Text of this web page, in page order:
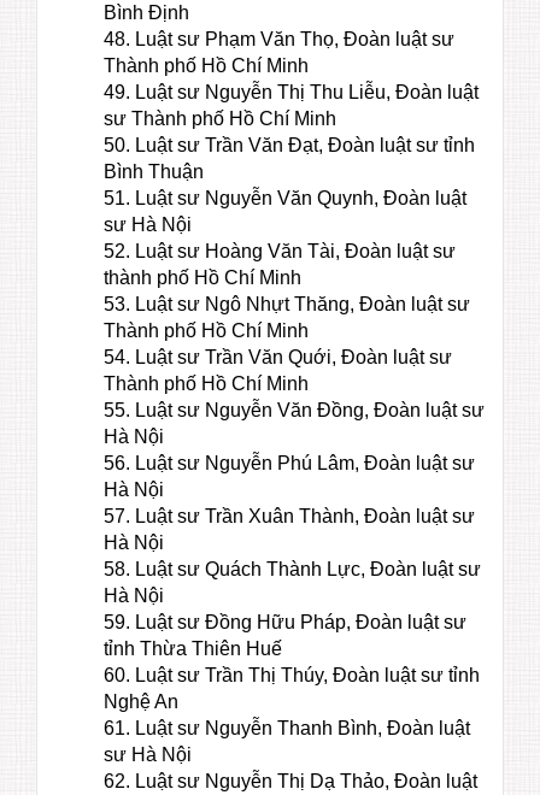
Bình Định
48. Luật sư Phạm Văn Thọ, Đoàn luật sư
Thành phố Hồ Chí Minh
49. Luật sư Nguyễn Thị Thu Liễu, Đoàn luật
sư Thành phố Hồ Chí Minh
50. Luật sư Trần Văn Đạt, Đoàn luật sư tỉnh
Bình Thuận
51. Luật sư Nguyễn Văn Quynh, Đoàn luật
sư Hà Nội
52. Luật sư Hoàng Văn Tài, Đoàn luật sư
thành phố Hồ Chí Minh
53. Luật sư Ngô Nhựt Thăng, Đoàn luật sư
Thành phố Hồ Chí Minh
54. Luật sư Trần Văn Quới, Đoàn luật sư
Thành phố Hồ Chí Minh
55. Luật sư Nguyễn Văn Đồng, Đoàn luật sư
Hà Nội
56. Luật sư Nguyễn Phú Lâm, Đoàn luật sư
Hà Nội
57. Luật sư Trần Xuân Thành, Đoàn luật sư
Hà Nội
58. Luật sư Quách Thành Lực, Đoàn luật sư
Hà Nội
59. Luật sư Đồng Hữu Pháp, Đoàn luật sư
tỉnh Thừa Thiên Huế
60. Luật sư Trần Thị Thúy, Đoàn luật sư tỉnh
Nghệ An
61. Luật sư Nguyễn Thanh Bình, Đoàn luật
sư Hà Nội
62. Luật sư Nguyễn Thị Dạ Thảo, Đoàn luật